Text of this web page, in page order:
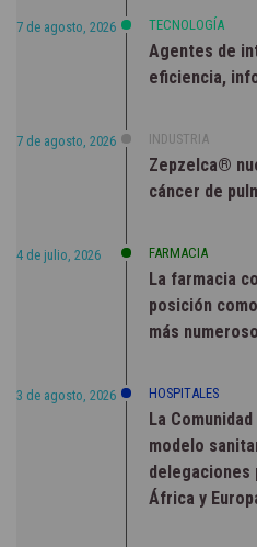
7 de agosto, 2026 TECNOLOGÍA
Agentes de
eficiencia,
7 de agosto, 2026 INDUSTRIA
Zepzelca®
cáncer de
4 de julio, 2026 FARMACIA
La farmacia
posición
más
3 de agosto, 2026 HOSPITALES
La
modelo
delegaciones
África y